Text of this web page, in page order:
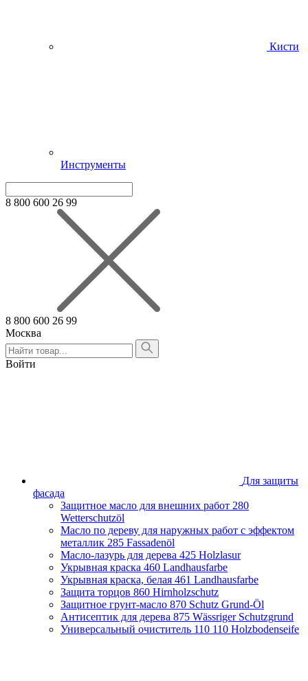
Кисти
Инструменты
8 800 600 26 99
8 800 600 26 99
Москва
Алтайский край
Армения
Белгородская область
Калининградская область
Калужская область
Кировская область
Краснодарский край
Красноярский край
Липецкая область
Москва и Московская область
Нижегородская область
Новосибирская область
Оренбургская область
Пензенская облась
Пермский край
Приморский край
Войти
Для защиты
фасада
Защитное масло для внешних работ 280
Wetterschutzöl
Масло по дереву для наружных работ с эффектом
металлик 285 Fassadenöl
Масло-лазурь для дерева 425 Holzlasur
Укрывная краска 460 Landhausfarbe
Укрывная краска, белая 461 Landhausfarbe
Защита торцов 860 Hirnholzschutz
Защитное грунт-масло 870 Schutz Grund-Öl
Антисептик для дерева 875 Wässriger Schutzgrund
Универсальный очиститель 110 110 Holzbodenseife